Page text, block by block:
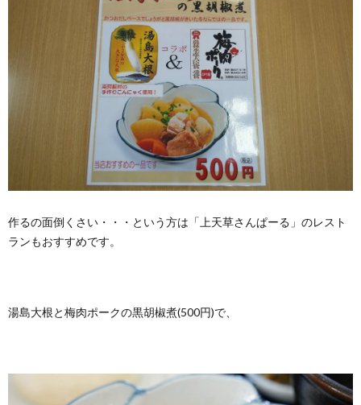
作るの面倒くさい・・・という方は「上天草さんぱーる」のレスト
ランもおすすめです。
湯島大根と梅肉ポークの黒胡椒煮(500円)で、